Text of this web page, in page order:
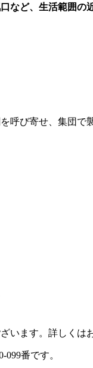
など、 生活範囲の
び寄せ、集団で
ます。詳しくは